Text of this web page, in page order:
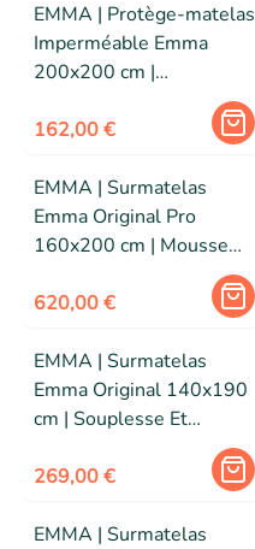
EMMA | Protège-matelas
Imperméable Emma
200x200 cm |
Respirant | Doux et
162,00 €
EMMA | Surmatelas
Emma Original Pro
160x200 cm | Mousse
Housse Lavable
620,00 €
EMMA | Surmatelas
Emma Original 140x190
cm | Souplesse Et
Adaptabilité | Confort
Personnalisable | Housse
269,00 €
EMMA | Surmatelas